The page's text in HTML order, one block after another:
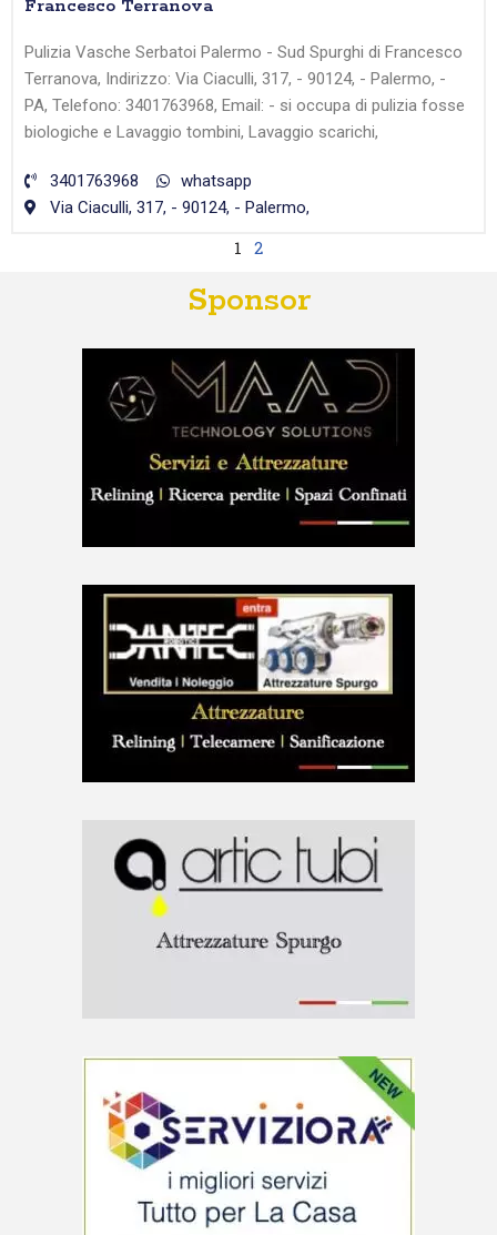
Francesco Terranova
Pulizia Vasche Serbatoi Palermo - Sud Spurghi di Francesco
Terranova, Indirizzo: Via Ciaculli, 317, - 90124, - Palermo, -
PA, Telefono: 3401763968, Email: - si occupa di pulizia fosse
biologiche e Lavaggio tombini, Lavaggio scarichi,
3401763968
whatsapp
Via Ciaculli, 317, - 90124, - Palermo,
1 2
Sponsor